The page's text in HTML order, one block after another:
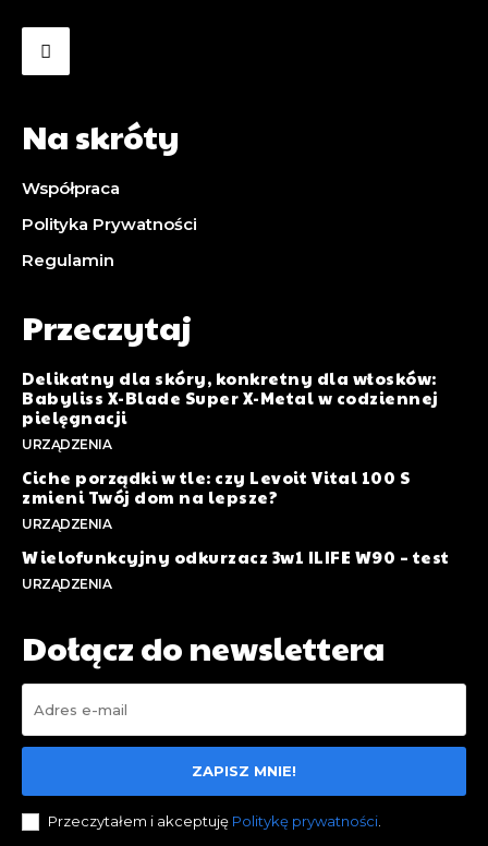
Na skróty
Współpraca
Polityka Prywatności
Regulamin
Przeczytaj
Delikatny dla skóry, konkretny dla włosków:
Babyliss X-Blade Super X-Metal w codziennej
pielęgnacji
URZĄDZENIA
Ciche porządki w tle: czy Levoit Vital 100 S
zmieni Twój dom na lepsze?
URZĄDZENIA
Wielofunkcyjny odkurzacz 3w1 ILIFE W90 – test
URZĄDZENIA
Dołącz do newslettera
ZAPISZ MNIE!
Przeczytałem i akceptuję Politykę prywatności